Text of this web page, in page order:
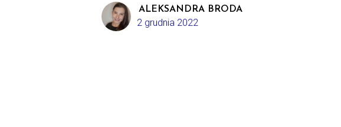
ALEKSANDRA BRODA
2 grudnia 2022